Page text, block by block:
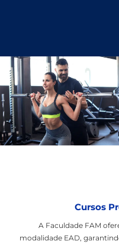
Cursos
A Faculdade FAM
modalidade EAD,